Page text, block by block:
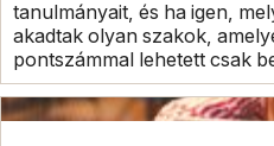
tanulmányait, és ha igen,
akadtak olyan szakok,
pontszámmal lehetett csak